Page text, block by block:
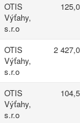
OTIS
Výťahy,
s.r.o
OTIS
Výťahy,
s.r.o
2
OTIS
Výťahy,
s.r.o